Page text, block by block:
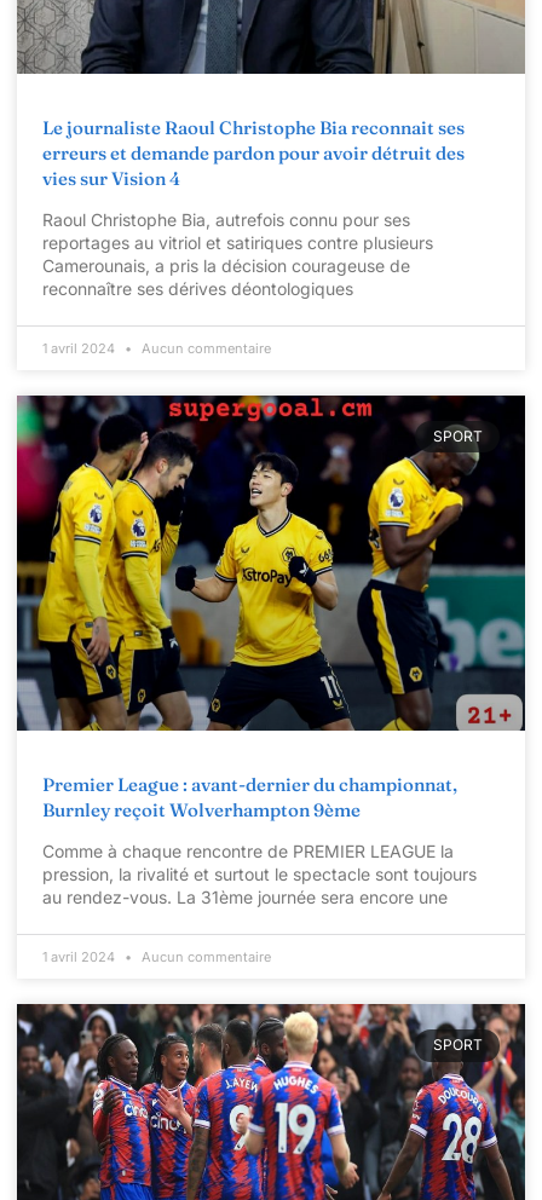
Le journaliste Raoul Christophe Bia reconnait ses
erreurs et demande pardon pour avoir détruit des
vies sur Vision 4
Raoul Christophe Bia, autrefois connu pour ses
reportages au vitriol et satiriques contre plusieurs
Camerounais, a pris la décision courageuse de
reconnaître ses dérives déontologiques
1 avril 2024 Aucun commentaire
SPORT
Premier League : avant-dernier du championnat,
Burnley reçoit Wolverhampton 9ème
Comme à chaque rencontre de PREMIER LEAGUE la
pression, la rivalité et surtout le spectacle sont toujours
au rendez-vous. La 31ème journée sera encore une
1 avril 2024 Aucun commentaire
SPORT